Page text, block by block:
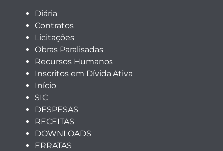
Diária
Contratos
Licitações
Obras Paralisadas
Recursos Humanos
Inscritos em Dívida Ativa
Início
SIC
DESPESAS
RECEITAS
DOWNLOADS
ERRATAS